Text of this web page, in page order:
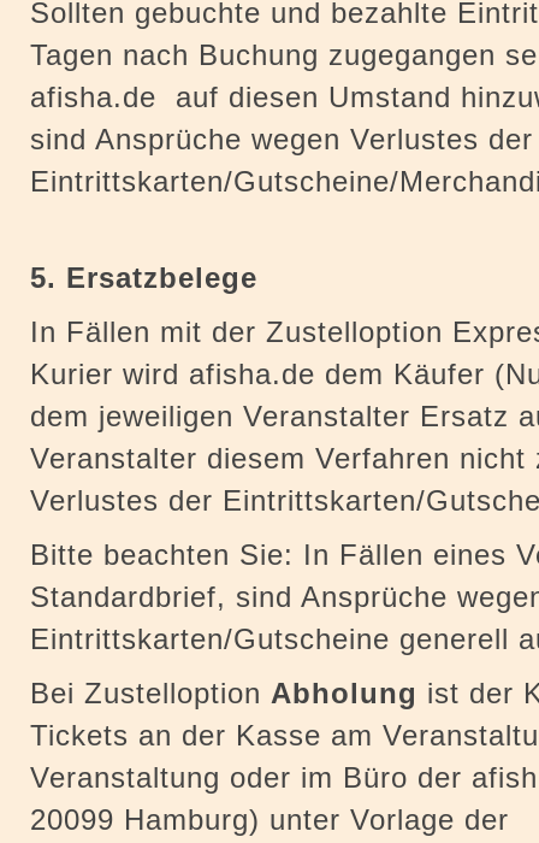
Sollten gebuchte und bezahlte
Tagen nach Buchung zugegangen
afisha.de auf diesen Umstand
sind Ansprüche wegen Verlustes der
Eintrittskarten/Gutscheine/
5. Ersatzbelege
In Fällen mit der Zustelloption
Kurier wird afisha.de dem Käufer
dem jeweiligen Veranstalter Ersatz
Veranstalter diesem Verfahren
Verlustes der Eintrittskarten/
Bitte beachten Sie: In Fällen eines
Standardbrief, sind Ansprüche
Eintrittskarten/Gutscheine generell
Bei Zustelloption Abholung ist der
Tickets an der Kasse am
Veranstaltung oder im Büro der
20099 Hamburg) unter Vorlage der